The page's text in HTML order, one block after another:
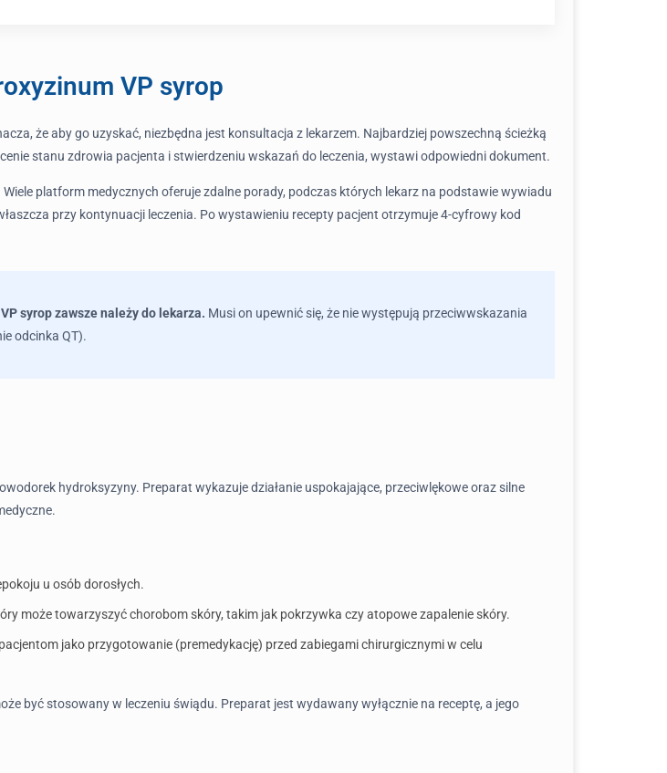
VP syrop
że aby go uzyskać, niezbędna jest konsultacja z lekarzem. Najbardziej powszechną ścieżką
stanu zdrowia pacjenta i stwierdzeniu wskazań do leczenia, wystawi odpowiedni dokument.
platform medycznych oferuje zdalne porady, podczas których lekarz na podstawie wywiadu
przy kontynuacji leczenia. Po wystawieniu recepty pacjent otrzymuje 4-cyfrowy kod
syrop zawsze należy do lekarza. Musi on upewnić się, że nie występują przeciwwskazania
odcinka QT).
hydroksyzyny. Preparat wykazuje działanie uspokajające, przeciwlękowe oraz silne
u osób dorosłych.
może towarzyszyć chorobom skóry, takim jak pokrzywka czy atopowe zapalenie skóry.
jako przygotowanie (premedykację) przed zabiegami chirurgicznymi w celu
być stosowany w leczeniu świądu. Preparat jest wydawany wyłącznie na receptę, a jego